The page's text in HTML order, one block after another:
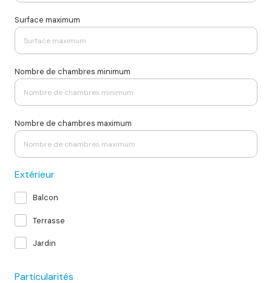
Surface maximum
Nombre de chambres minimum
Nombre de chambres maximum
Extérieur
Balcon
Terrasse
Jardin
Particularités